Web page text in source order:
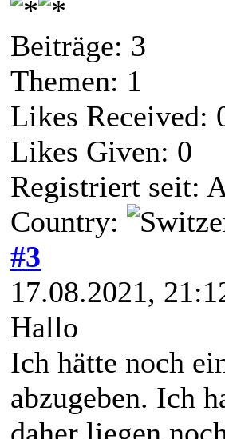
Beiträge: 3
Themen: 1
Likes Received:
Likes Given: 0
Registriert seit:
Country:
#3
17.08.2021,
Hallo
Ich hätte noch
abzugeben. Ich